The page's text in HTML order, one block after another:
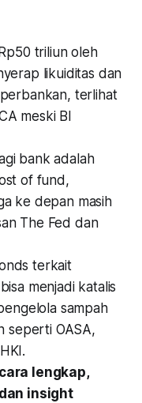
triliun oleh
likuiditas dan
terlihat
meski BI
bank adalah
of fund,
ke depan masih
The Fed dan
terkait
menjadi katalis
sampah
seperti OASA,
lengkap,
insight